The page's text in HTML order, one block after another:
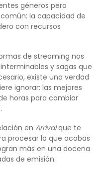
géneros pero
la capacidad de
con recursos
de streaming nos
y sagas que
existe una verdad
ignorar: las mejores
horas para cambiar
en Arrivalque te
procesar lo que acabas
más en una docena
de emisión.